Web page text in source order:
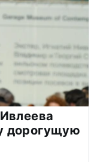
дорогущую